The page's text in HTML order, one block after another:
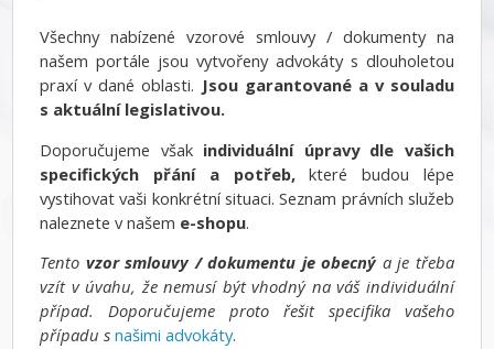
Všechny nabízené vzorové smlouvy / dokumenty na
našem portále jsou vytvořeny advokáty s dlouholetou
praxí v dané oblasti. Jsou garantované a v souladu
s aktuální legislativou.
Doporučujeme všakindividuální úpravy dle vašich
specifických přání a potřeb,které budou lépe
vystihovat vaši konkrétní situaci. Seznam právních služeb
naleznete v našem e-shopu.
Tento vzor smlouvy / dokumentu je obecnýa je třeba
vzít v úvahu, že nemusí být vhodný na váš individuální
případ. Doporučujeme proto řešit specifika vašeho
případu snašimi advokáty.